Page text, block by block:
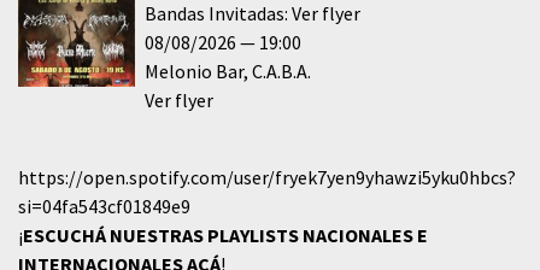
Bandas Invitadas: Ver flyer
08/08/2026
19:00
Melonio Bar C.A.B.A.
Ver flyer
https://open.spotify.com/user/fryek7yen9yhawzi5yku0hbcs?
si=04fa543cf01849e9
¡ESCUCHÁ NUESTRAS PLAYLISTS NACIONALES E
INTERNACIONALESACÁ!